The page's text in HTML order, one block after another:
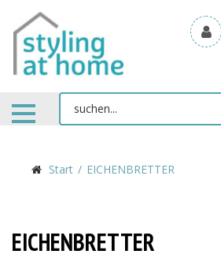
Start EICHENBRETTER
EICHENBRETTER